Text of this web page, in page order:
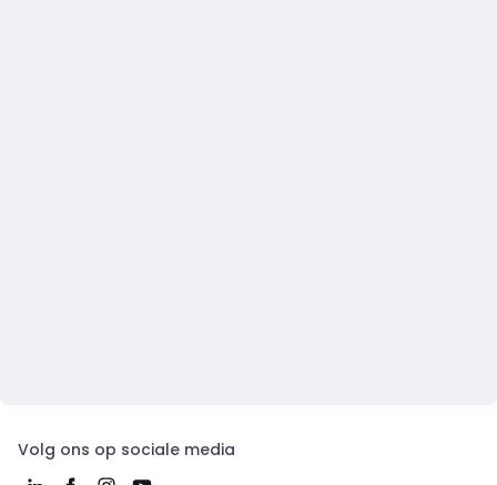
Volg ons op sociale media